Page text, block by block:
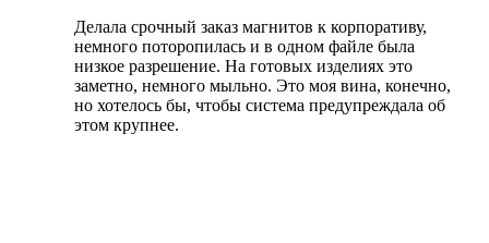
Делала срочный заказ магнитов к корпоративу,
немного поторопилась и в одном файле была
низкое разрешение. На готовых изделиях это
заметно, немного мыльно. Это моя вина, конечно,
но хотелось бы, чтобы система предупреждала об
этом крупнее.